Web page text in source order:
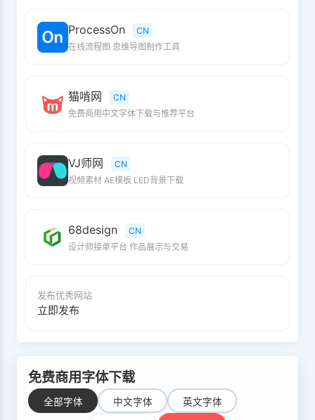
ProcessOn
CN
在线流程图 思维导图制作工具
猫啃网
CN
免费商用中文字体下载与推荐平台
VJ师网
CN
视频素材 AE模板 LED背景下载
68design
CN
设计师接单平台 作品展示与交易
发布优秀网站
立即发布
免费商用字体下载
全部字体 中文字体 英文字体